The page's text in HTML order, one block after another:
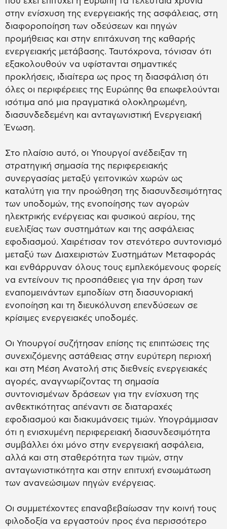
στην ενίσχυση της ενεργειακής της ασφάλειας, στη
διαφοροποίηση των οδεύσεων και πηγών
προμήθειας και στην επιτάχυνση της καθαρής
ενεργειακής μετάβασης. Ταυτόχρονα, τόνισαν ότι
εξακολουθούν να υφίστανται σημαντικές
προκλήσεις, ιδιαίτερα ως προς τη διασφάλιση ότι
όλες οι περιφέρειες της Ευρώπης θα επωφελούνται
ισότιμα από μια πραγματικά ολοκληρωμένη,
διασυνδεδεμένη και ανταγωνιστική Ενεργειακή
Ένωση.
Στο πλαίσιο αυτό, οι Υπουργοί ανέδειξαν τη
στρατηγική σημασία της περιφερειακής
συνεργασίας μεταξύ γειτονικών χωρών ως
καταλύτη για την προώθηση της διασυνδεσιμότητας
των υποδομών, της ενοποίησης των αγορών
ηλεκτρικής ενέργειας και φυσικού αερίου, της
ευελιξίας των συστημάτων και της ασφάλειας
εφοδιασμού. Χαιρέτισαν τον στενότερο συντονισμό
μεταξύ των Διαχειριστών Συστημάτων Μεταφοράς
και ενθάρρυναν όλους τους εμπλεκόμενους φορείς
να εντείνουν τις προσπάθειες για την άρση των
εναπομεινάντων εμποδίων στη διασυνοριακή
ενοποίηση και τη διευκόλυνση επενδύσεων σε
κρίσιμες ενεργειακές υποδομές.
Οι Υπουργοί συζήτησαν επίσης τις επιπτώσεις της
συνεχιζόμενης αστάθειας στην ευρύτερη περιοχή
και στη Μέση Ανατολή στις διεθνείς ενεργειακές
αγορές, αναγνωρίζοντας τη σημασία
συντονισμένων δράσεων για την ενίσχυση της
ανθεκτικότητας απέναντι σε διαταραχές
εφοδιασμού και διακυμάνσεις τιμών. Υπογράμμισαν
ότι η ενισχυμένη περιφερειακή διασυνδεσιμότητα
συμβάλλει όχι μόνο στην ενεργειακή ασφάλεια,
αλλά και στη σταθερότητα των τιμών, στην
ανταγωνιστικότητα και στην επιτυχή ενσωμάτωση
των ανανεώσιμων πηγών ενέργειας.
Οι συμμετέχοντες επαναβεβαίωσαν την κοινή τους
φιλοδοξία να εργαστούν προς ένα περισσότερο